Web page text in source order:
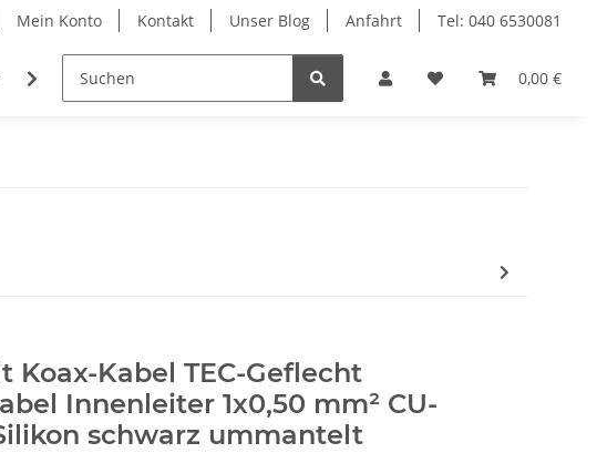
Mein Konto Kontakt Unser Blog Anfahrt Tel: 040 6530081
0,00 €
Möbel-Ersatzteile Retouren-Shop
Koax-Kabel TEC-Geflecht
Innenleiter 1x0,50 mm² CU-
schwarz ummantelt